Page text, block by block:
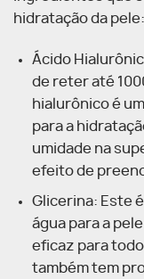
hidratação da pele:
Ácido
de reter até
hialurônico é
para a
umidade na
efeito de
Glicerina: Este
água para a
eficaz para
também tem